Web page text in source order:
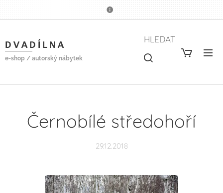
D V A D Í L N A
e-shop / autorský nábytek
HLEDAT
Černobílé středohoří
29.12.2018